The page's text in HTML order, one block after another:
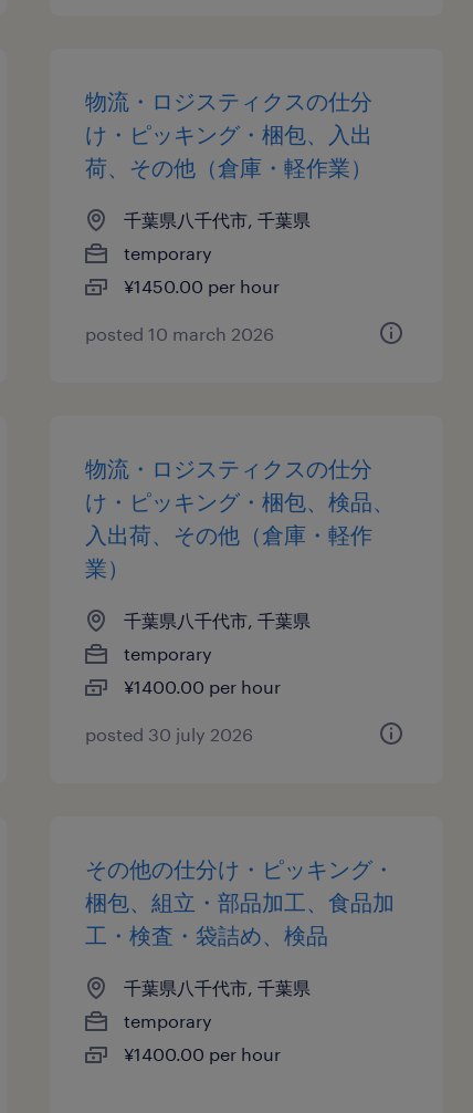
物流・ロジスティクスの仕分
け・ピッキング・梱包、入出
荷、その他（倉庫・軽作業）
千葉県八千代市, 千葉県
temporary
¥1450.00 per hour
posted 10 march 2026
物流・ロジスティクスの仕分
け・ピッキング・梱包、検品、
入出荷、その他（倉庫・軽作
業）
千葉県八千代市, 千葉県
temporary
¥1400.00 per hour
posted 30 july 2026
その他の仕分け・ピッキング・
梱包、組立・部品加工、食品加
工・検査・袋詰め、検品
千葉県八千代市, 千葉県
temporary
¥1400.00 per hour